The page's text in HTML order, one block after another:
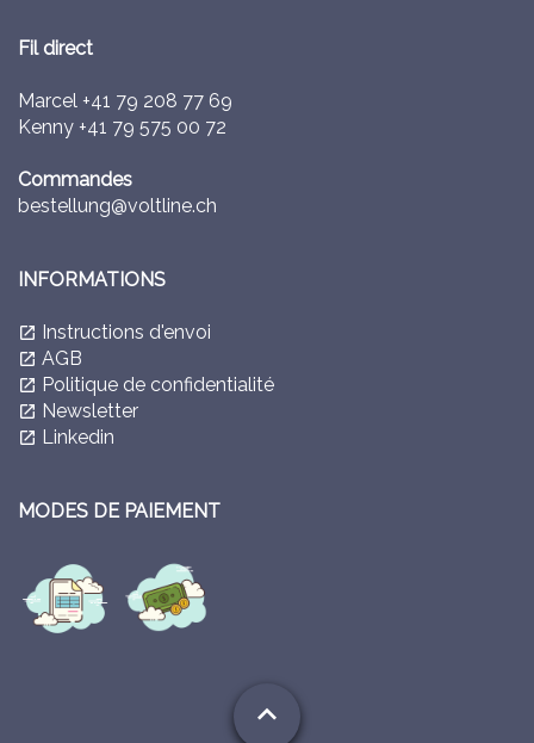
Fil direct
Marcel +41 79 208 77 69
Kenny +41 79 575 00 72
Commandes
bestellung@voltline.ch
INFORMATIONS
launch Instructions d'envoi
launch AGB
launch Politique de confidentialité
launch Newsletter
launch Linkedin
MODES DE PAIEMENT
expand_less